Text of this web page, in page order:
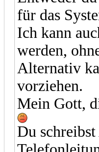
für das
Ich kann
werden,
Alternativ
vorziehen.
Mein Gott,
Du